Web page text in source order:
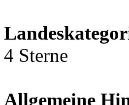
4 Sterne
Allgemeine